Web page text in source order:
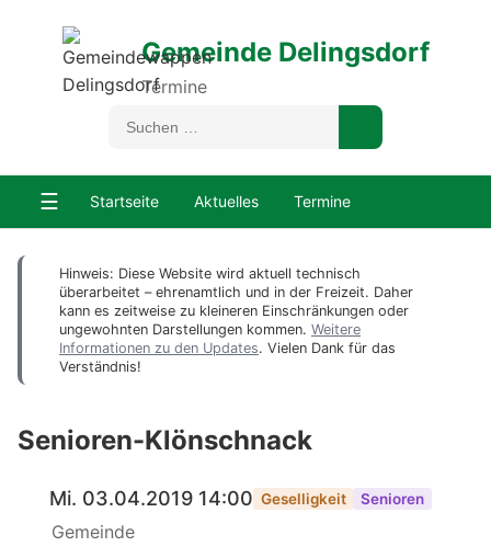
Gemeinde Delingsdorf
Termine
☰ Startseite Aktuelles Termine
Hinweis: Diese Website wird aktuell technisch
überarbeitet – ehrenamtlich und in der Freizeit. Daher
kann es zeitweise zu kleineren Einschränkungen oder
ungewohnten Darstellungen kommen. Weitere
Informationen zu den Updates. Vielen Dank für das
Verständnis!
Senioren-Klönschnack
Mi. 03.04.2019 14:00 Geselligkeit Senioren
Gemeinde